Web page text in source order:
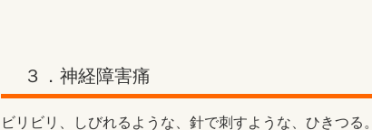
３．神経障害痛
ビリビリ、しびれるような、針で刺すような、ひきつる。